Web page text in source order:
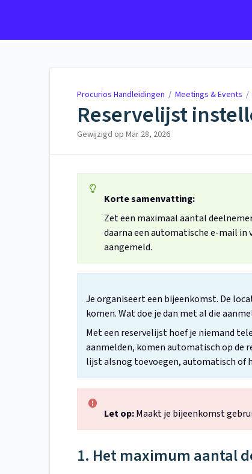
Procurios Handleidingen / Meetings & Events /
Reservelijst
Gewijzigd op Mar 28, 2026
Korte samenvatting:
Zet een maximaal aantal
daarna een automatische e-mail in
aangemeld.
Je organiseert een bijeenkomst. De
komen. Wat doe je dan met al die
Met een reservelijst hoef je niemand
aanmelden, komen automatisch op de
lijst alsnog toevoegen, automatisch of
Let op:Maakt je bijeenkomst
1. Het maximum aantal